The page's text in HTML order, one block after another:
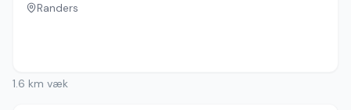
Randers
1.6 km væk